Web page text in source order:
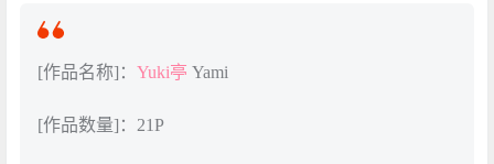
[作品名称]： Yuki亭 Yami
[作品数量]：21P